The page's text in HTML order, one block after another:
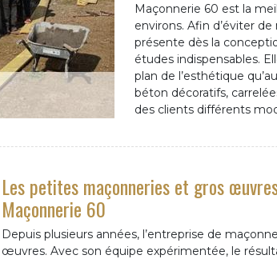
Maçonnerie 60 est la
environs. Afin d’éviter
présente dès la
études indispensables.
plan de l’esthétique
béton décoratifs,
des clients différents
Les petites maçonneries et gros
Maçonnerie 60
Depuis plusieurs années, l’entreprise de
œuvres. Avec son équipe expérimentée, le